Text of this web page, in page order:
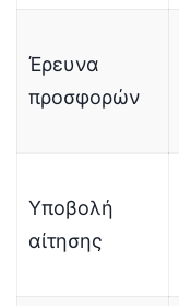
Έρευνα
προσφορών
Υποβολή
αίτησης